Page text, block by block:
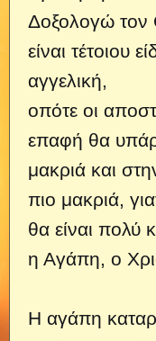
Δοξολογώ
είναι τέτοιου
αγγελική,
οπότε οι
επαφή θα
μακριά και
πιο μακριά,
θα είναι πολύ
η Αγάπη, ο
Η αγάπη